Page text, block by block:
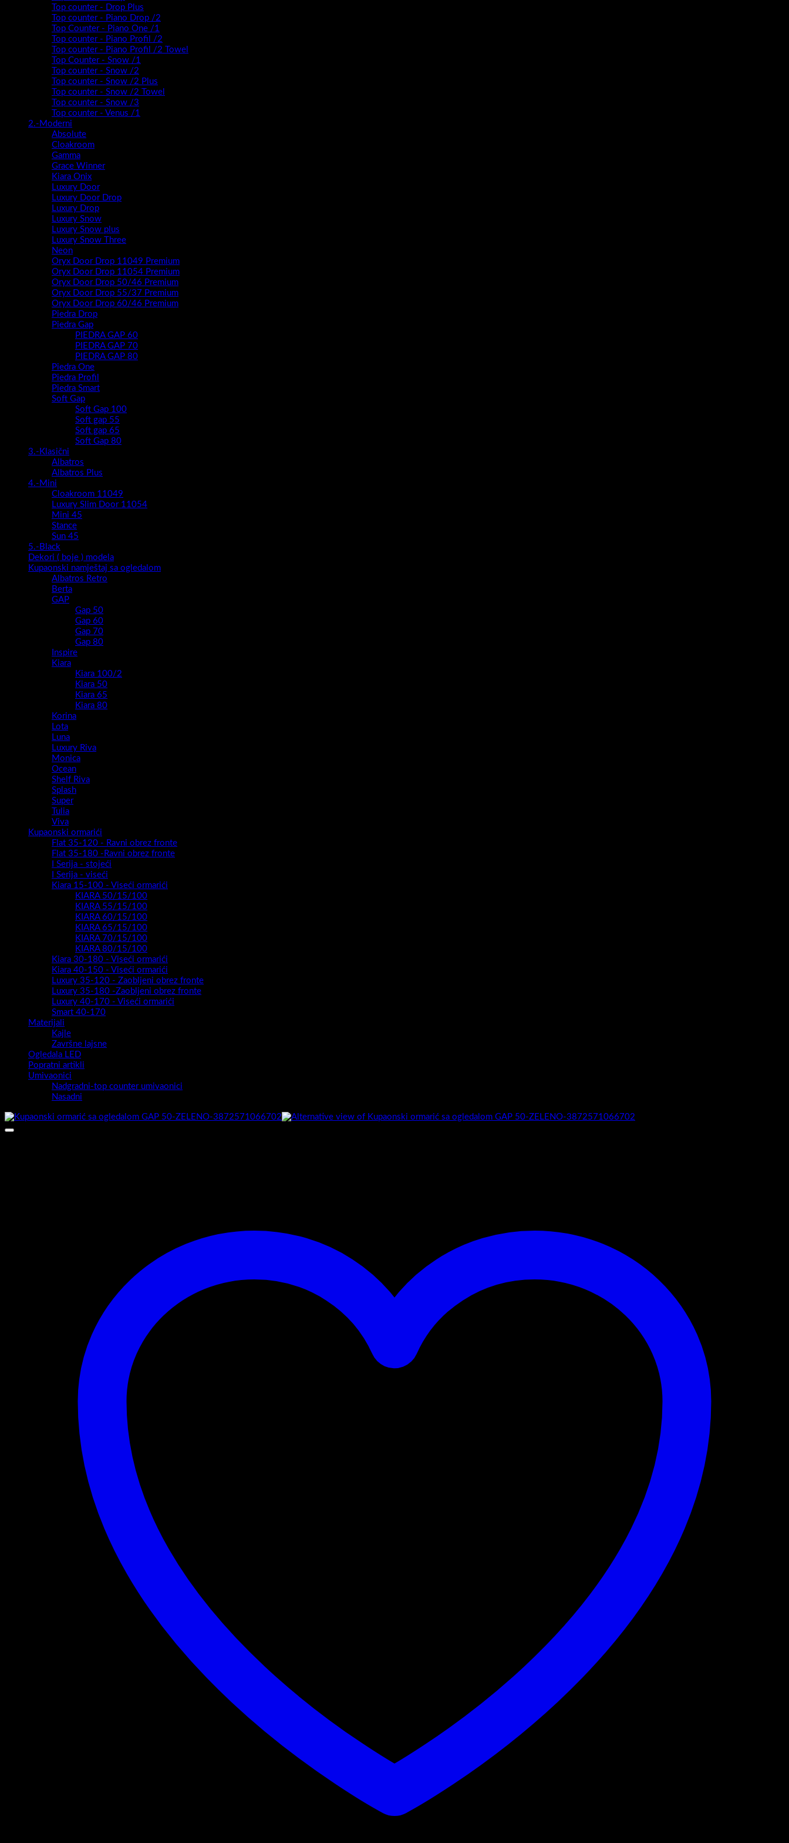
Top counter - Drop Plus
Top counter - Piano Drop /2
Top Counter - Piano One /1
Top counter - Piano Profil /2
Top counter - Piano Profil /2 Towel
Top Counter - Snow /1
Top counter - Snow /2
Top counter - Snow /2 Plus
Top counter - Snow /2 Towel
Top counter - Snow /3
Top counter - Venus /1
2.-Moderni
Absolute
Cloakroom
Gamma
Grace Winner
Kiara Onix
Luxury Door
Luxury Door Drop
Luxury Drop
Luxury Snow
Luxury Snow plus
Luxury Snow Three
Neon
Oryx Door Drop 11049 Premium
Oryx Door Drop 11054 Premium
Oryx Door Drop 50/46 Premium
Oryx Door Drop 55/37 Premium
Oryx Door Drop 60/46 Premium
Piedra Drop
Piedra Gap
PIEDRA GAP 60
PIEDRA GAP 70
PIEDRA GAP 80
Piedra One
Piedra Profil
Piedra Smart
Soft Gap
Soft Gap 100
Soft gap 55
Soft gap 65
Soft Gap 80
3.-Klasični
Albatros
Albatros Plus
4.-Mini
Cloakroom 11049
Luxury Slim Door 11054
Mini 45
Stance
Sun 45
5.-Black
Dekori ( boje ) modela
Kupaonski namještaj sa ogledalom
Albatros Retro
Berta
GAP
Gap 50
Gap 60
Gap 70
Gap 80
Inspire
Kiara
Kiara 100/2
Kiara 50
Kiara 65
Kiara 80
Korina
Lota
Luna
Luxury Riva
Monica
Ocean
Shelf Riva
Splash
Super
Tulia
Viva
Kupaonski ormarići
Flat 35-120 - Ravni obrez fronte
Flat 35-180 -Ravni obrez fronte
I Serija - stojeći
I Serija - viseći
Kiara 15-100 - Viseći ormarići
KIARA 50/15/100
KIARA 55/15/100
KIARA 60/15/100
KIARA 65/15/100
KIARA 70/15/100
KIARA 80/15/100
Kiara 30-180 - Viseći ormarići
Kiara 40-150 - Viseći ormarići
Luxury 35-120 - Zaobljeni obrez fronte
Luxury 35-180 -Zaobljeni obrez fronte
Luxury 40-170 - Viseći ormarići
Smart 40-170
Materijali
Kajle
Završne lajsne
Ogledala LED
Popratni artikli
Umivaonici
Nadgradni-top counter umivaonici
Nasadni